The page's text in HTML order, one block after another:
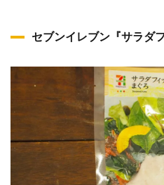
セブンイレブン『サラダ